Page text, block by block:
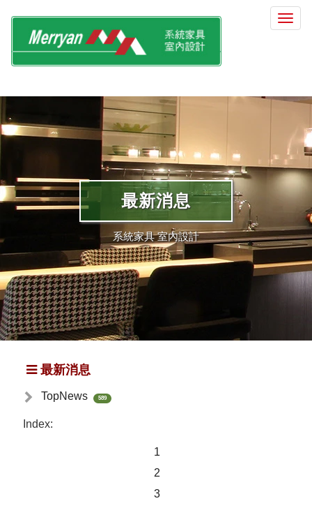
選
最新消息
系統家具 室內設計
最新消息
TopNews 589
Index:
1
2
3